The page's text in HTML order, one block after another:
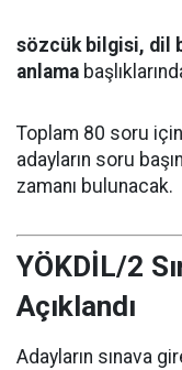
sözcük bilgisi, dil
anlama
Toplam 80 soru
adayların soru
zamanı bulunacak.
YÖKDİL/2
Açıklandı
Adayların sınava